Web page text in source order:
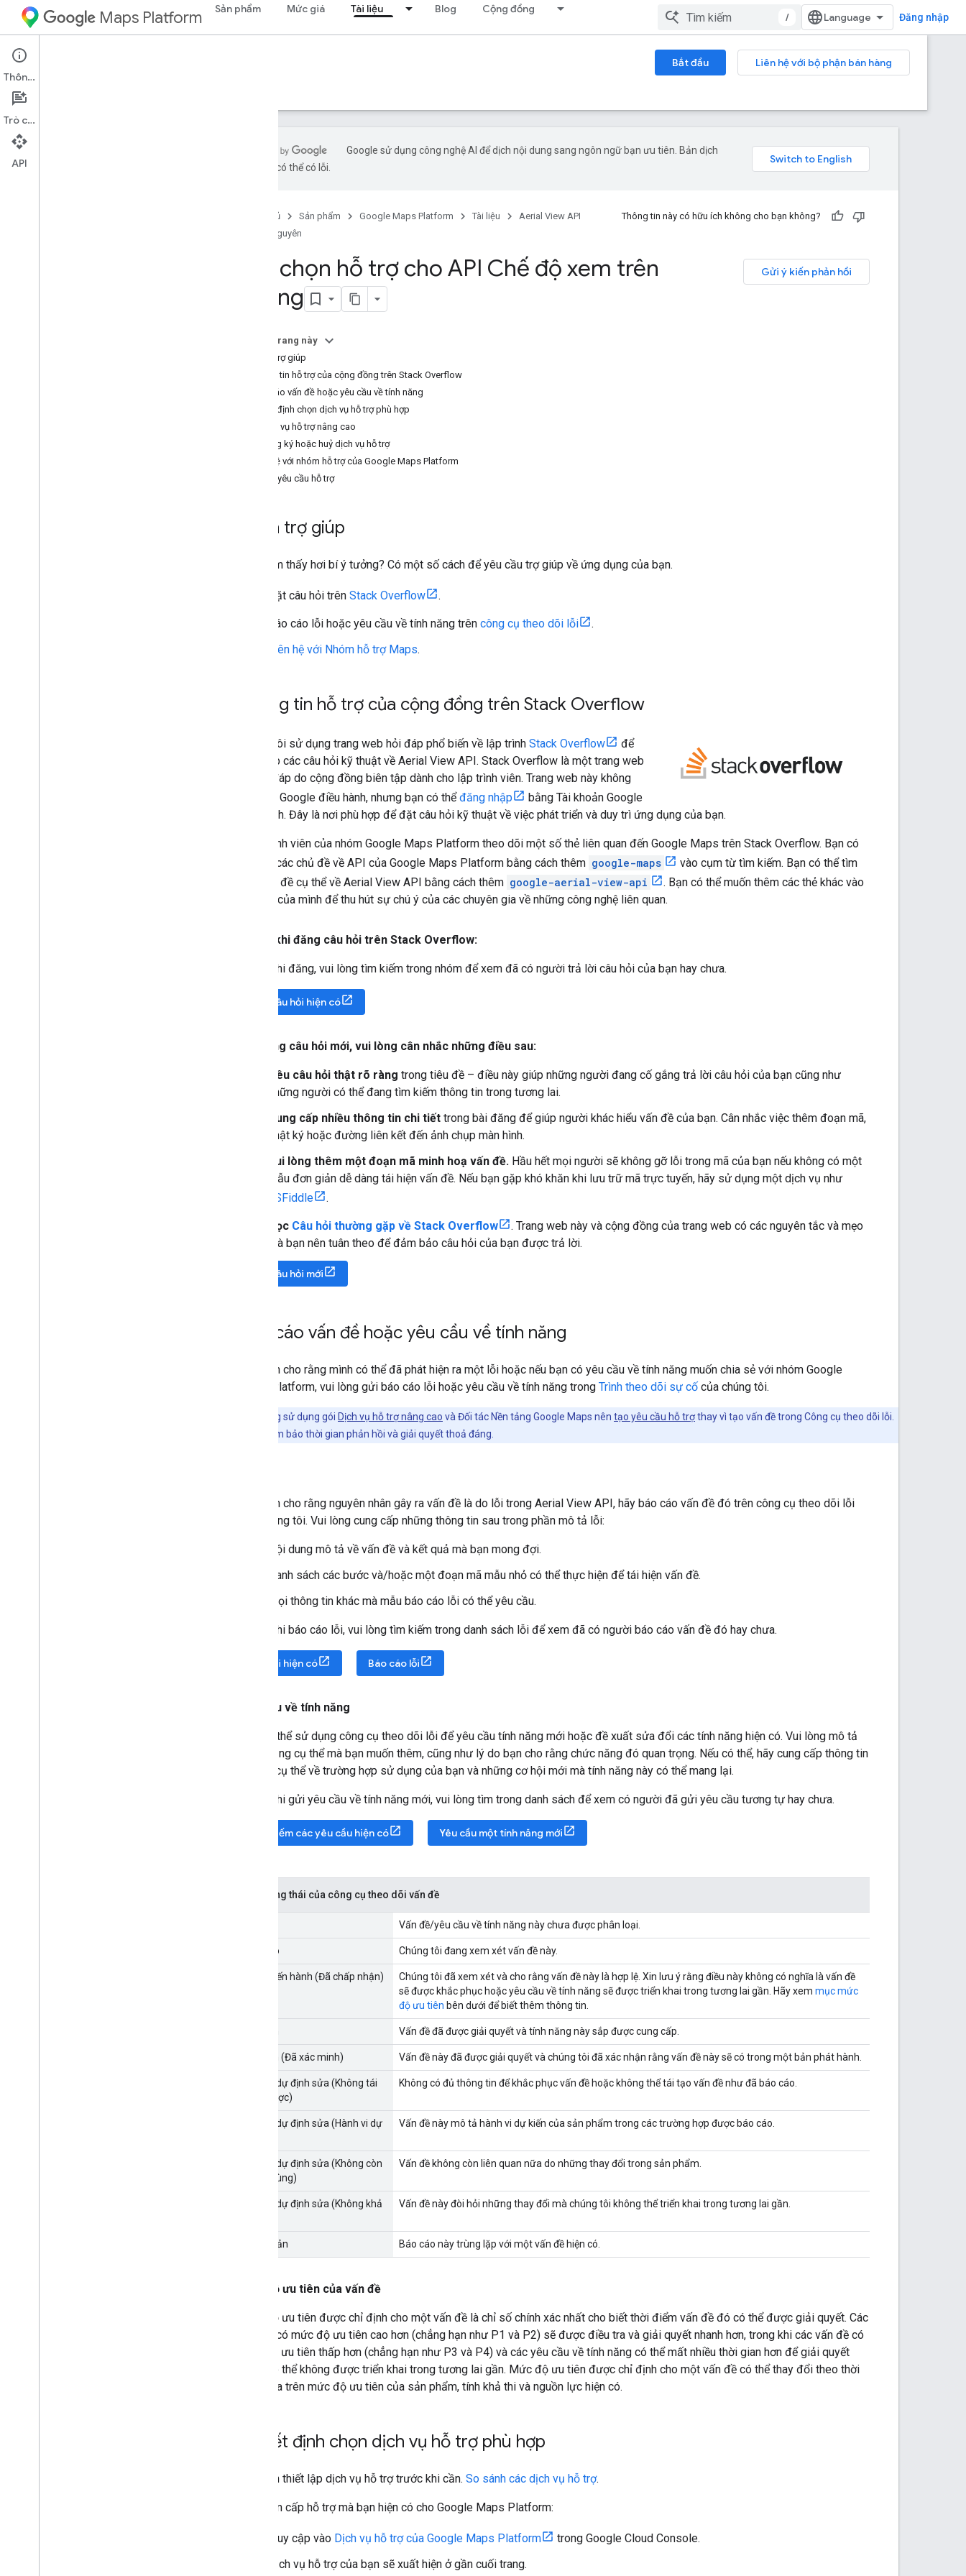
Maps Platform Sản phẩm Mức giá Tài liệu Blog Cộng đồng
/ Đăng nhập
Aerial View API Bắt đầu
Liên hệ với bộ phận bán hàng
Hướng dẫn
Google sử dụng công nghệ AI để dịch nội dung sang ngôn ngữ bạn ưu tiên. Bản dịch
bằng AI có thể có lỗi.
Trang chủ Sản phẩm Google Maps Platform Tài liệu
Aerial View API
Tài nguyên
Thông tin này có hữu ích không cho bạn không?
Gửi ý kiến phản hồi
Tuỳ chọn hỗ trợ cho API Chế độ xem trên
không
Trên trang này
Nhận trợ giúp
Thông tin hỗ trợ của cộng đồng trên Stack Overflow
Báo cáo vấn đề hoặc yêu cầu về tính năng
Quyết định chọn dịch vụ hỗ trợ phù hợp
Dịch vụ hỗ trợ nâng cao
Đăng ký hoặc huỷ dịch vụ hỗ trợ
Liên hệ với nhóm hỗ trợ của Google Maps Platform
Tạo yêu cầu hỗ trợ
Nhận trợ giúp
Bạn cảm thấy hơi bí ý tưởng? Có một số cách để yêu cầu trợ giúp về ứng dụng của bạn.
Đặt câu hỏi trên Stack Overflow .
Báo cáo lỗi hoặc yêu cầu về tính năng trên công cụ theo dõi lỗi
.
Liên hệ với Nhóm hỗ trợ Maps.
Thông tin hỗ trợ của cộng đồng trên Stack Overflow
Chúng tôi sử dụng trang web hỏi đáp phổ biến về lập trình Stack Overflow
để
giải đáp các câu hỏi kỹ thuật về Aerial View API. Stack Overflow là một trang web
hỏi và đáp do cộng đồng biên tập dành cho lập trình viên. Trang web này không
phải do Google điều hành, nhưng bạn có thểđăng nhập
bằng Tài khoản Google
của mình. Đây là nơi phù hợp để đặt câu hỏi kỹ thuật về việc phát triển và duy trì ứng dụng của bạn.
Các thành viên của nhóm Google Maps Platform theo dõi một số thẻ liên quan đến Google Maps trên Stack Overflow. Bạn có
thể tìm các chủ đề về API của Google Maps Platform bằng cách thêm google-maps
vào cụm từ tìm kiếm. Bạn có thể tìm
các chủ đề cụ thể về Aerial View API bằng cách thêm google-aerial-view-api
. Bạn có thể muốn thêm các thẻ khác vào
câu hỏi của mình để thu hút sự chú ý của các chuyên gia về những công nghệ liên quan.
Trước khi đăng câu hỏi trên Stack Overflow:
Trước khi đăng, vui lòng tìm kiếm trong nhóm để xem đã có người trả lời câu hỏi của bạn hay chưa.
Tìm câu hỏi hiện có
Khi đăng câu hỏi mới, vui lòng cân nhắc những điều sau:
Nêu câu hỏi thật rõ ràng trong tiêu đề – điều này giúp những người đang cố gắng trả lời câu hỏi của bạn cũng như
những người có thể đang tìm kiếm thông tin trong tương lai.
Cung cấp nhiều thông tin chi tiết trong bài đăng để giúp người khác hiểu vấn đề của bạn. Cân nhắc việc thêm đoạn mã,
nhật ký hoặc đường liên kết đến ảnh chụp màn hình.
Vui lòng thêm một đoạn mã minh hoạ vấn đề. Hầu hết mọi người sẽ không gỡ lỗi trong mã của bạn nếu không có một
mẫu đơn giản dễ dàng tái hiện vấn đề. Nếu bạn gặp khó khăn khi lưu trữ mã trực tuyến, hãy sử dụng một dịch vụ như
JSFiddle
.
Đọc Câu hỏi thường gặp về Stack Overflow
. Trang web này và cộng đồng của trang web có các nguyên tắc và mẹo
mà bạn nên tuân theo để đảm bảo câu hỏi của bạn được trả lời.
Đặt câu hỏi mới
Báo cáo vấn đề hoặc yêu cầu về tính năng
Nếu bạn cho rằng mình có thể đã phát hiện ra một lỗi hoặc nếu bạn có yêu cầu về tính năng muốn chia sẻ với nhóm Google
Maps Platform, vui lòng gửi báo cáo lỗi hoặc yêu cầu về tính năng trong Trình theo dõi sự cố của chúng tôi.
Khách hàng sử dụng gói Dịch vụ hỗ trợ nâng cao và Đối tác Nền tảng Google Maps nên tạo yêu cầu hỗ trợthay vì tạo vấn đề trong Công cụ theo dõi lỗi.
Điều này sẽ đảm bảo thời gian phản hồi và giải quyết thoả đáng.
Nếu bạn cho rằng nguyên nhân gây ra vấn đề là do lỗi trong Aerial View API, hãy báo cáo vấn đề đó trên công cụ theo dõi lỗi
của chúng tôi. Vui lòng cung cấp những thông tin sau trong phần mô tả lỗi:
Nội dung mô tả về vấn đề và kết quả mà bạn mong đợi.
Danh sách các bước và/hoặc một đoạn mã mẫu nhỏ có thể thực hiện để tái hiện vấn đề.
Mọi thông tin khác mà mẫu báo cáo lỗi có thể yêu cầu.
Trước khi báo cáo lỗi, vui lòng tìm kiếm trong danh sách lỗi để xem đã có người báo cáo vấn đề đó hay chưa.
Tìm lỗi hiện có Báo cáo lỗi
Yêu cầu về tính năng
Bạn có thể sử dụng công cụ theo dõi lỗi để yêu cầu tính năng mới hoặc đề xuất sửa đổi các tính năng hiện có. Vui lòng mô tả
chức năng cụ thể mà bạn muốn thêm, cũng như lý do bạn cho rằng chức năng đó quan trọng. Nếu có thể, hãy cung cấp thông tin
chi tiết cụ thể về trường hợp sử dụng của bạn và những cơ hội mới mà tính năng này có thể mang lại.
Trước khi gửi yêu cầu về tính năng mới, vui lòng tìm trong danh sách để xem có người đã gửi yêu cầu tương tự hay chưa.
Tìm kiếm các yêu cầu hiện có Yêu cầu một tính năng mới
Mã trạng thái của công cụ theo dõi vấn đề
Vấn đề/yêu cầu về tính năng này chưa được phân loại.
Ðã giao Chúng tôi đang xem xét vấn đề này.
Đang tiến hành (Đã chấp nhận)
Chúng tôi đã xem xét và cho rằng vấn đề này là hợp lệ. Xin lưu ý rằng điều này không có nghĩa là vấn đề
sẽ được khắc phục hoặc yêu cầu về tính năng sẽ được triển khai trong tương lai gần. Hãy xem mục mức
độ ưu tiên bên dưới để biết thêm thông tin.
Vấn đề đã được giải quyết và tính năng này sắp được cung cấp.
Cố định (Đã xác minh) Vấn đề này đã được giải quyết và chúng tôi đã xác nhận rằng vấn đề này sẽ có trong một bản phát hành.
Không dự định sửa (Không tái
hiện được)
Không có đủ thông tin để khắc phục vấn đề hoặc không thể tái tạo vấn đề như đã báo cáo.
Không dự định sửa (Hành vi dự
Vấn đề này mô tả hành vi dự kiến của sản phẩm trong các trường hợp được báo cáo.
Không dự định sửa (Không còn
được dùng)
Vấn đề không còn liên quan nữa do những thay đổi trong sản phẩm.
Không dự định sửa (Không khả
Vấn đề này đòi hỏi những thay đổi mà chúng tôi không thể triển khai trong tương lai gần.
Nhân bản Báo cáo này trùng lặp với một vấn đề hiện có.
Mức độ ưu tiên của vấn đề
Mức độ ưu tiên được chỉ định cho một vấn đề là chỉ số chính xác nhất cho biết thời điểm vấn đề đó có thể được giải quyết. Các
vấn đề có mức độ ưu tiên cao hơn (chẳng hạn như P1 và P2) sẽ được điều tra và giải quyết nhanh hơn, trong khi các vấn đề có
mức độ ưu tiên thấp hơn (chẳng hạn như P3 và P4) và các yêu cầu về tính năng có thể mất nhiều thời gian hơn để giải quyết
hoặc có thể không được triển khai trong tương lai gần. Mức độ ưu tiên được chỉ định cho một vấn đề có thể thay đổi theo thời
gian dựa trên mức độ ưu tiên của sản phẩm, tính khả thi và nguồn lực hiện có.
Quyết định chọn dịch vụ hỗ trợ phù hợp
Bạn nên thiết lập dịch vụ hỗ trợ trước khi cần. So sánh các dịch vụ hỗ trợ.
Cách tìm cấp hỗ trợ mà bạn hiện có cho Google Maps Platform:
Truy cập vào Dịch vụ hỗ trợ của Google Maps Platform
trong Google Cloud Console.
Dịch vụ hỗ trợ của bạn sẽ xuất hiện ở gần cuối trang.
Thông tin
Trò chuyện
API